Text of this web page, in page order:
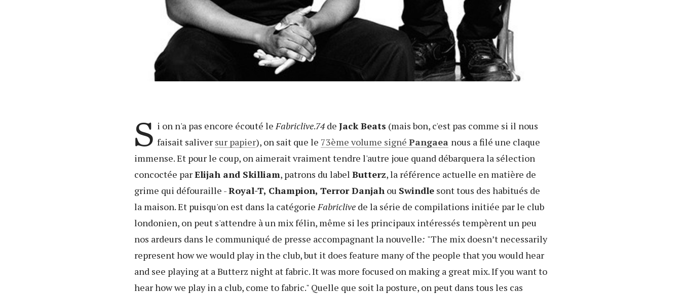
S i on n'a pas encore écouté leFabriclive.74de Jack Beats (mais bon, c'est pas comme si il nous
faisait saliver sur papier), on sait que le 73ème volume signé Pangaea nous a filé une claque
immense. Et pour le coup, on aimerait vraiment tendre l'autre joue quand débarquera la sélection
concoctée parElijah and Skilliam, patrons du label Butterz, la référence actuelle en matière de
grime qui défouraille -Royal-T, Champion, Terror Danjahou Swindlesont tous des habitués de
la maison. Et puisqu'on est dans la catégorieFabriclive de la série de compilations initiée par le club
londonien, on peut s'attendre à un mix félin, même si les principaux intéressés tempèrent un peu
nos ardeurs dans le communiqué de presse accompagnant la nouvelle: "The mix doesn’t necessarily
represent how we would play in the club, but it does feature many of the people that you would hear
and see playing at a Butterz night at fabric. It was more focused on making a great mix. If you want to
hear how we play in a club, come to fabric." Quelle que soit la posture, on peut dans tous les cas